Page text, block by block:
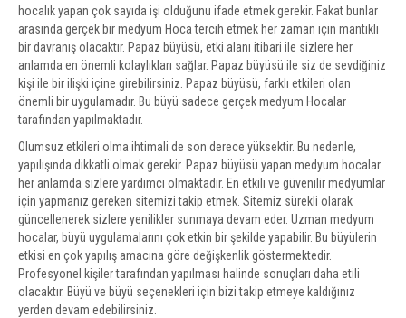
hocalık yapan çok sayıda işi olduğunu ifade etmek gerekir. Fakat bunlar
arasında gerçek bir medyum Hoca tercih etmek her zaman için mantıklı
bir davranış olacaktır. Papaz büyüsü, etki alanı itibari ile sizlere her
anlamda en önemli kolaylıkları sağlar. Papaz büyüsü ile siz de sevdiğiniz
kişi ile bir ilişki içine girebilirsiniz. Papaz büyüsü, farklı etkileri olan
önemli bir uygulamadır. Bu büyü sadece gerçek medyum Hocalar
tarafından yapılmaktadır.
Olumsuz etkileri olma ihtimali de son derece yüksektir. Bu nedenle,
yapılışında dikkatli olmak gerekir. Papaz büyüsü yapan medyum hocalar
her anlamda sizlere yardımcı olmaktadır. En etkili ve güvenilir medyumlar
için yapmanız gereken sitemizi takip etmek. Sitemiz sürekli olarak
güncellenerek sizlere yenilikler sunmaya devam eder. Uzman medyum
hocalar, büyü uygulamalarını çok etkin bir şekilde yapabilir. Bu büyülerin
etkisi en çok yapılış amacına göre değişkenlik göstermektedir.
Profesyonel kişiler tarafından yapılması halinde sonuçları daha etili
olacaktır. Büyü ve büyü seçenekleri için bizi takip etmeye kaldığınız
yerden devam edebilirsiniz.